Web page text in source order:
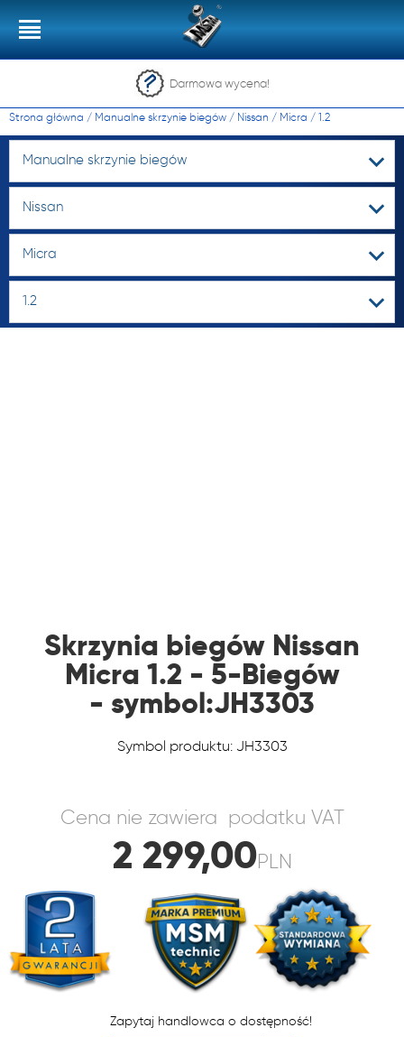
Darmowa wycena!
Strona główna / Manualne skrzynie biegów / Nissan / Micra / 1.2
Manualne skrzynie biegów
Nissan
Micra
1.2
Skrzynia biegów Nissan
Micra 1.2 - 5-Biegów
- symbol:JH3303
Symbol produktu: JH3303
Cena nie zawiera podatku VAT
2 299,00PLN
Zapytaj handlowca o dostępność!